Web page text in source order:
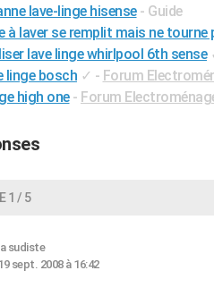
lave-linge hisense - Guide
à laver se remplit mais ne tourne
lave linge whirlpool 6th sense
linge bosch ✓ - Forum
high one - Forum
1 / 5
la sudiste
sept. 2008 à 16:42